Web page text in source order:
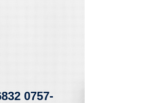
0757-